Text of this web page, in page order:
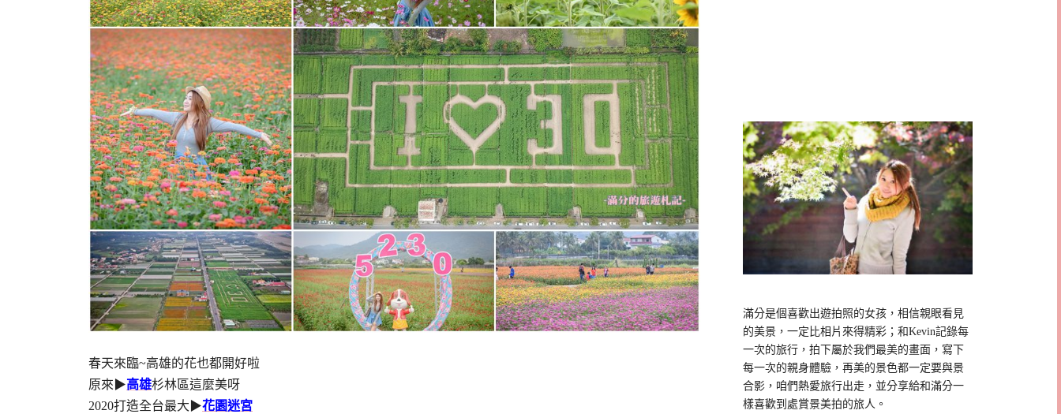
春天來臨~高雄的花也都開好啦
原來▶高雄杉林區這麼美呀
2020打造全台最大▶花園迷宮
滿分是個喜歡出遊拍照的女孩，相信親眼看見
的美景，一定比相片來得精彩；和Kevin記錄每
一次的旅行，拍下屬於我們最美的畫面，寫下
每一次的親身體驗，再美的景色都一定要與景
合影，咱們熱愛旅行出走，並分享給和滿分一
樣喜歡到處賞景美拍的旅人。